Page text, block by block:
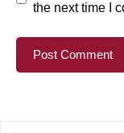
the next time I